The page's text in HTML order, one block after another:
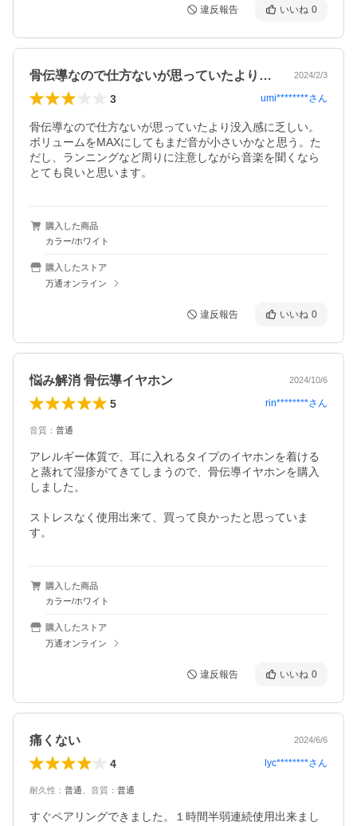
違反報告 いいね 0
骨伝導なので仕方ないが思っていたより没… 2024/2/3
3 umi********さん
骨伝導なので仕方ないが思っていたより没入感に乏しい。
ボリュームをMAXにしてもまだ音が小さいかなと思う。た
だし、ランニングなど周りに注意しながら音楽を聞くなら
とても良いと思います。
購入した商品
カラー/ホワイト
購入したストア
万通オンライン
違反報告 いいね 0
悩み解消 骨伝導イヤホン 2024/10/6
5 rin********さん
音質 ： 普通
アレルギー体質で、耳に入れるタイプのイヤホンを着ける
と蒸れて湿疹がてきてしまうので、骨伝導イヤホンを購入
しました。
ストレスなく使用出来て、買って良かったと思っていま
す。
購入した商品
カラー/ホワイト
購入したストア
万通オンライン
違反報告 いいね 0
痛くない 2024/6/6
4 lyc********さん
耐久性 ： 普通 音質 ： 普通
すぐペアリングできました。１時間半弱連続使用出来まし